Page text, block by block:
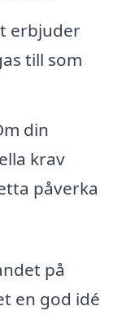
erbjuder
till som
din
krav
påverka
på
en god idé